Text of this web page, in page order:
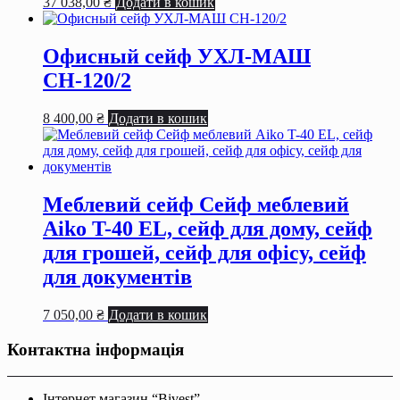
Офисный сейф УХЛ-МАШ
СН-120/2
8 400,00 ₴ Додати в кошик
Меблевий сейф Сейф меблевий
Aiko T-40 EL, сейф для дому, сейф
для грошей, сейф для офісу, сейф
для документів
7 050,00 ₴ Додати в кошик
Контактна інформація